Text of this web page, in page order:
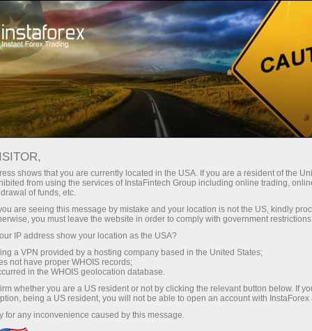
Трейдерам Форекс аналитика Фотоянгиликлар
очиш
очиш
shows that you are currently located in the USA. If you are a resident of the
from using the services of InstaFintech Group including online trading,
of funds, etc.
are seeing this message by mistake and your location is not the US, kindly
you must leave the website in order to comply with government
IP address show your location as the USA?
a VPN provided by a hosting company based in the United States;
not have proper WHOIS records;
in the WHOIS geolocation database.
whether you are a US resident or not by clicking the relevant button below. If
being a US resident, you will not be able to open an account with InstaForex
for any inconvenience caused by this message.